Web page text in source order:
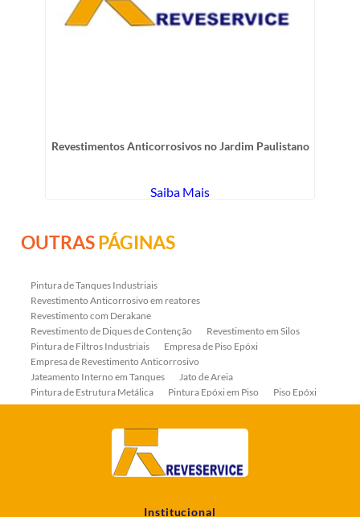
Revestimentos Anticorrosivos no Jardim Paulistano
Saiba Mais
OUTRASPÁGINAS
Pintura de Tanques Industriais
Revestimento Anticorrosivo em reatores
Revestimento com Derakane
Revestimento de Diques de Contenção
Revestimento em Silos
Pintura de Filtros Industriais
Empresa de Piso Epóxi
Empresa de Revestimento Anticorrosivo
Jateamento Interno em Tanques
Jato de Areia
Pintura de Estrutura Metálica
Pintura Epóxi em Piso
Piso Epóxi
Piso Epóxi Autonivelante
Revestimento E-coat em Serpentinas
Revestimentos Anticorrosivos em Trocadores de Calor
Revestimentos em Tanques
Revestimentos Fenólicos
Empresa Jateamento Abrasivo
Jateamento Abrasivo
Institucional